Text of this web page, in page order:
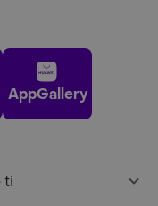
AppGallery
ti